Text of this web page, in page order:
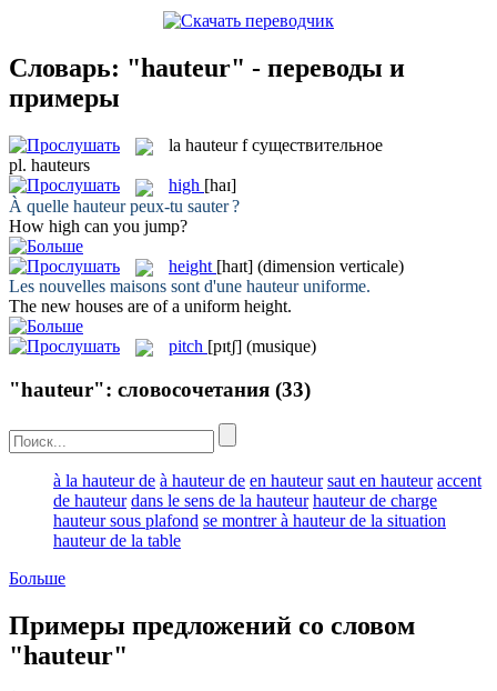
Словарь: "hauteur" - переводы и
примеры
la hauteur f существительное
pl. hauteurs
high [haɪ]
À quelle hauteurpeux-tu sauter ?
How high can you jump?
height [haɪt] (dimension verticale)
Les nouvelles maisons sont d'une hauteuruniforme.
The new houses are of a uniform height.
pitch [pɪtʃ] (musique)
"hauteur": словосочетания (33)
à la hauteur de à hauteur de en hauteur saut en hauteur accent
de hauteur dans le sens de la hauteur hauteur de charge
hauteur sous plafond se montrer à hauteur de la situation
hauteur de la table
Больше
Примеры предложений со словом
"hauteur"